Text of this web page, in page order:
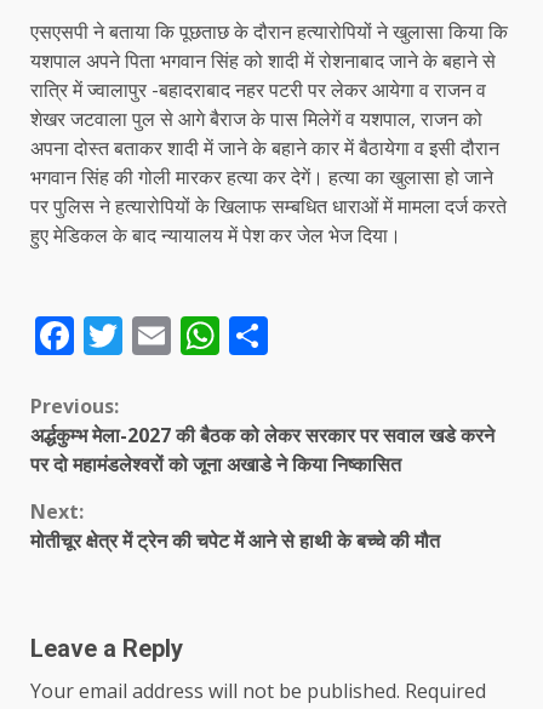
एसएसपी ने बताया कि पूछताछ के दौरान हत्यारोपियों ने खुलासा किया कि
यशपाल अपने पिता भगवान सिंह को शादी में रोशनाबाद जाने के बहाने से
रात्रि में ज्वालापुर -बहादराबाद नहर पटरी पर लेकर आयेगा व राजन व
शेखर जटवाला पुल से आगे बैराज के पास मिलेगें व यशपाल, राजन को
अपना दोस्त बताकर शादी में जाने के बहाने कार में बैठायेगा व इसी दौरान
भगवान सिंह की गोली मारकर हत्या कर देगें। हत्या का खुलासा हो जाने
पर पुलिस ने हत्यारोपियों के खिलाफ सम्बधित धाराओं में मामला दर्ज करते
हुए मेडिकल के बाद न्यायालय में पेश कर जेल भेज दिया।
Facebook
Twitter
EmailWhatsApp
Continue
Reading
Previous:
अर्द्धकुम्भ मेला-2027 की बैठक को लेकर सरकार पर सवाल खडे करने
पर दो महामंडलेश्वरों को जूना अखाडे ने किया निष्कासित
Next:
मोतीचूर क्षेत्र में ट्रेन की चपेट में आने से हाथी के बच्चे की मौत
Leave a Reply
Your email address will not be published. Required